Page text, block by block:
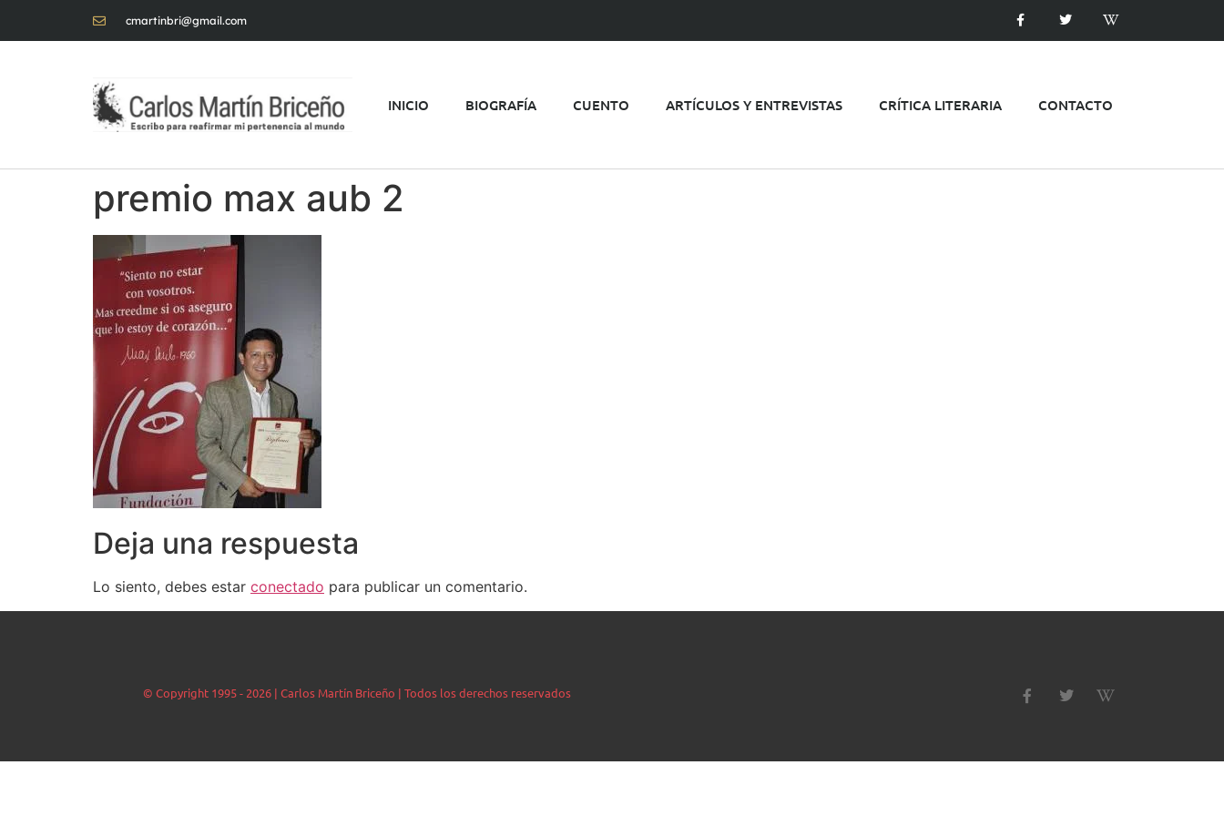
cmartinbri@gmail.com
INICIO BIOGRAFÍA CUENTO ARTÍCULOS Y ENTREVISTAS CRÍTICA LITERARIA CONTACTO
premio max aub 2
Deja una respuesta
Lo siento, debes estar conectado para publicar un comentario.
© Copyright 1995 - 2026 | Carlos Martín Briceño | Todos los derechos reservados